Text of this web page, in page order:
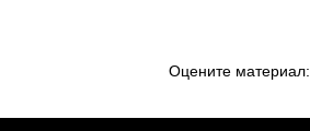
Оцените материал: